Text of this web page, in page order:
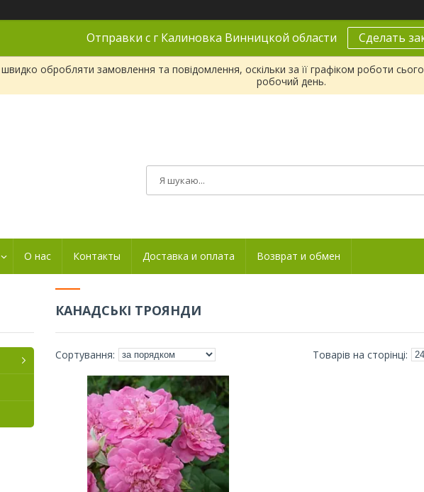
Отправки с г Калиновка Винницкой области Сделать
обробляти замовлення та повідомлення, оскільки за її графіком роботи
робочий день.
О нас Контакты Доставка и оплата Возврат и обмен
КАНАДСЬКІ ТРОЯНДИ